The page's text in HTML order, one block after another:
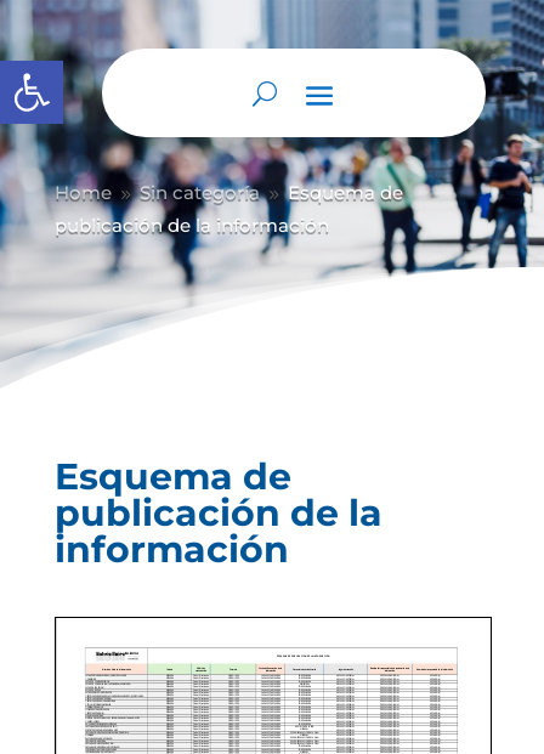
Abrir barra de herramientas
Home 9 Sin categoría 9 Esquema de
publicación de la información
Esquema de
publicación de la
información